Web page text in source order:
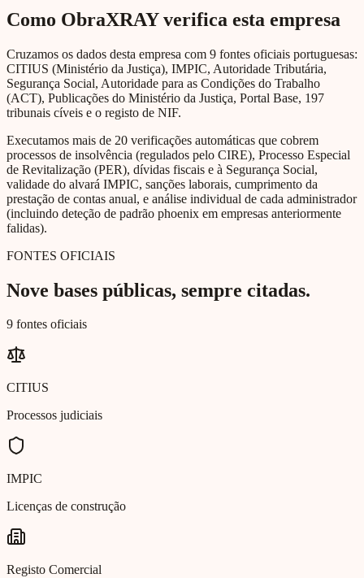
Como ObraXRAY verifica esta empresa
Cruzamos os dados desta empresa com 9 fontes oficiais portuguesas:
CITIUS (Ministério da Justiça), IMPIC, Autoridade Tributária,
Segurança Social, Autoridade para as Condições do Trabalho
(ACT), Publicações do Ministério da Justiça, Portal Base, 197
tribunais cíveis e o registo de NIF.
Executamos mais de 20 verificações automáticas que cobrem
processos de insolvência (regulados pelo CIRE), Processo Especial
de Revitalização (PER), dívidas fiscais e à Segurança Social,
validade do alvará IMPIC, sanções laborais, cumprimento da
prestação de contas anual, e análise individual de cada administrador
(incluindo deteção de padrão phoenix em empresas anteriormente
falidas).
FONTES OFICIAIS
Nove bases públicas, sempre citadas.
9 fontes oficiais
CITIUS
Processos judiciais
IMPIC
Licenças de construção
Registo Comercial